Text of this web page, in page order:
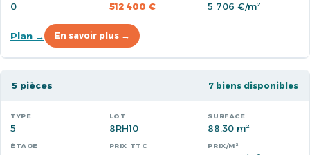
0 512 400 € 5 706 €/m²
Plan → En savoir plus →
5 pièces 7 biens disponibles
5 8RH10 88.30 m²